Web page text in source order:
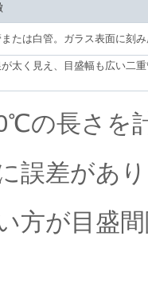
たは白管。ガラス表面に刻
太く見え、目盛幅も広い二
の長さを
誤差があ
方が目盛